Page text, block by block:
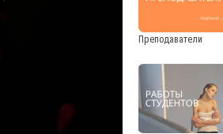
Преподаватели